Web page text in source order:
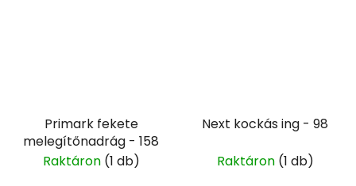
Primark fekete
melegítőnadrág - 158
Raktáron (1 db)
Next kockás ing - 98
Raktáron (1 db)